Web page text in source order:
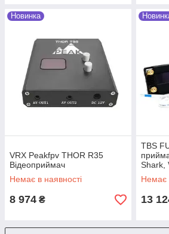
Новинка
VRX Peakfpv THOR R35
Відеоприймач
Немає в наявності
8 974 ₴
TBS
Shark,
Немає
13